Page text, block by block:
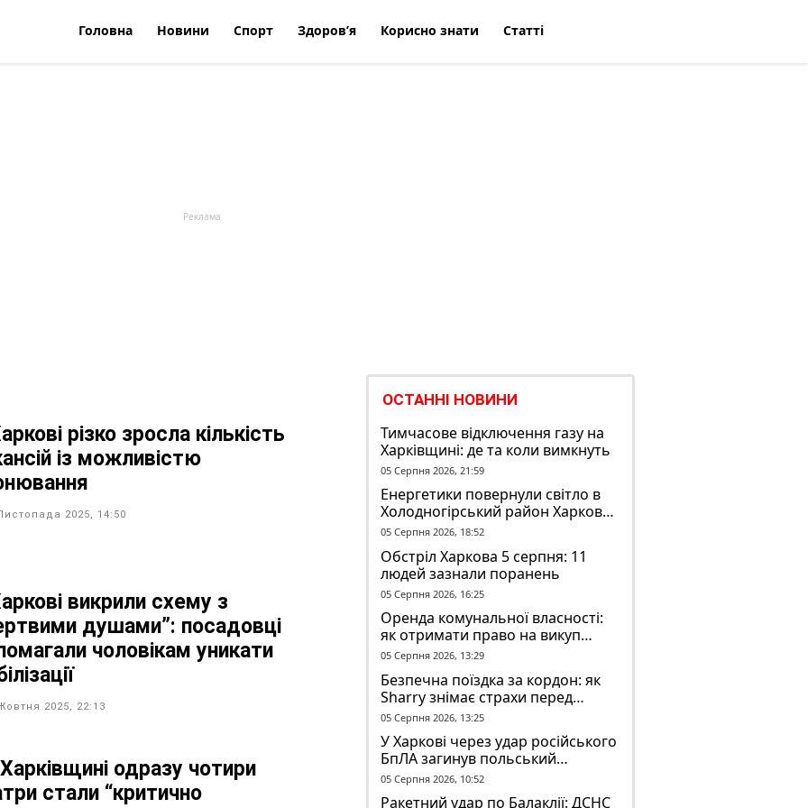
Головна Новини Спорт Здоров’я Корисно знати Статті
різко зросла кількість
із можливістю
2025, 14:50
викрили схему з
душами”: посадовці
чоловікам уникати
2025, 22:13
одразу чотири
стали “критично
ОСТАННІ НОВИНИ
Тимчасове відключення газу на
Харківщині: де та коли вимкнуть
05 Серпня 2026, 21:59
Енергетики повернули світло в
Холодногірський район Харкова
після ворожого обстрілу
05 Серпня 2026, 18:52
Обстріл Харкова 5 серпня: 11
людей зазнали поранень
05 Серпня 2026, 16:25
Оренда комунальної власності:
як отримати право на викуп
об’єкта
05 Серпня 2026, 13:29
Безпечна поїздка за кордон: як
Sharry знімає страхи перед
довгою дорогою
05 Серпня 2026, 13:25
У Харкові через удар російського
БпЛА загинув польський
волонтер Марек Русек-
Вольський
05 Серпня 2026, 10:52
Ракетний удар по Балаклії: ДСНС